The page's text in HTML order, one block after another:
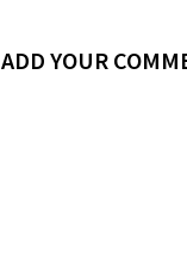
ADD YOUR